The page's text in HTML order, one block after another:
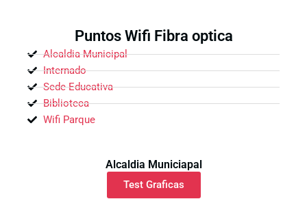
Puntos Wifi Fibra optica
Alcaldia Municipal
Internado
Sede Educativa
Biblioteca
Wifi Parque
Alcaldia Municiapal
Test Graficas